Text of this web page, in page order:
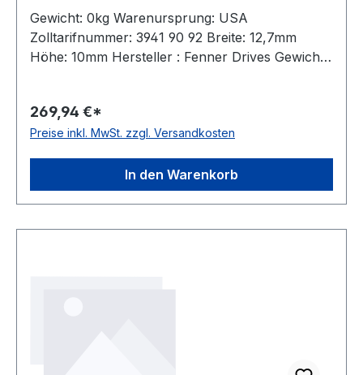
Gewicht: 0kg Warenursprung: USA
Zolltarifnummer: 3941 90 92 Breite: 12,7mm
Höhe: 10mm Hersteller : Fenner Drives Gewicht /
Material: Polyurethan mit Gewebeeinlagen
Farbe: blau Rollenlänge: 1m Hinweis: Aufpreis
269,94 €*
Preise inkl. MwSt. zzgl. Versandkosten
In den Warenkorb